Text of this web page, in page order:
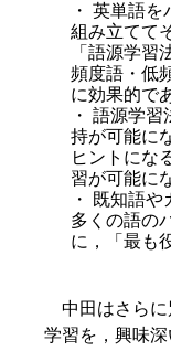
・ 英単語
組み立てて
「語源学習
頻度語・低
に効果的で
・ 語源学
持が可能に
ヒントにな
習が可能に
・ 既知語
多くの語の
に，「最も
中田はさらに
学習を，興味